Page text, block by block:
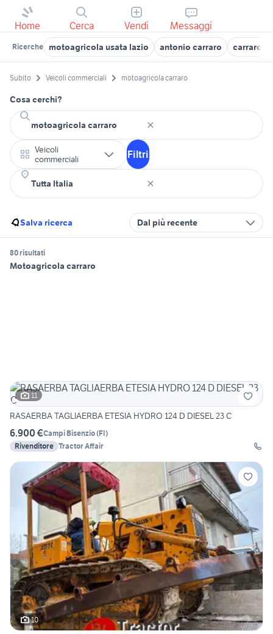
Home Cerca Vendi Messaggi
Ricerche motoagricola usata lazio antonio carraro carraro
Subito Veicoli commerciali motoagricola carraro
Cosa cerchi?
Veicoli
commerciali
Filtri
Salva ricerca Dal più recente
80 risultati
Motoagricola carraro
11
RASAERBA TAGLIAERBA ETESIA HYDRO 124 D DIESEL 23 C
6.900 €Campi Bisenzio(FI)
Rivenditore Tractor Affair
10